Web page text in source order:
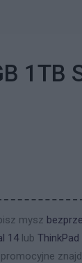
1TB
mysz
14lub